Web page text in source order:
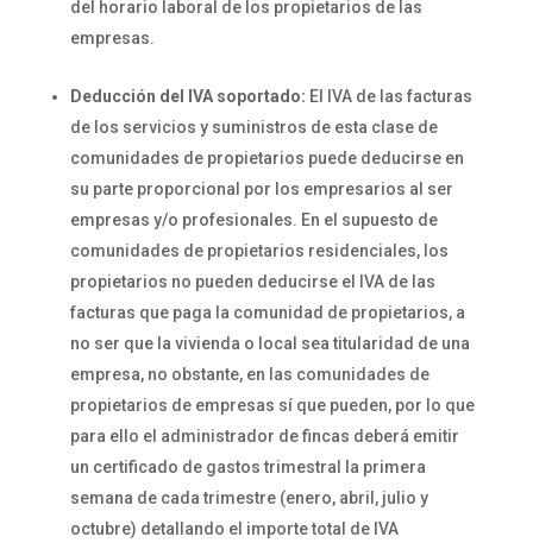
del horario laboral de los propietarios de las
empresas.
Deducción del IVA soportado: El IVA de las facturas
de los servicios y suministros de esta clase de
comunidades de propietarios puede deducirse en
su parte proporcional por los empresarios al ser
empresas y/o profesionales. En el supuesto de
comunidades de propietarios residenciales, los
propietarios no pueden deducirse el IVA de las
facturas que paga la comunidad de propietarios, a
no ser que la vivienda o local sea titularidad de una
empresa, no obstante, en las comunidades de
propietarios de empresas sí que pueden, por lo que
para ello el administrador de fincas deberá emitir
un certificado de gastos trimestral la primera
semana de cada trimestre (enero, abril, julio y
octubre) detallando el importe total de IVA